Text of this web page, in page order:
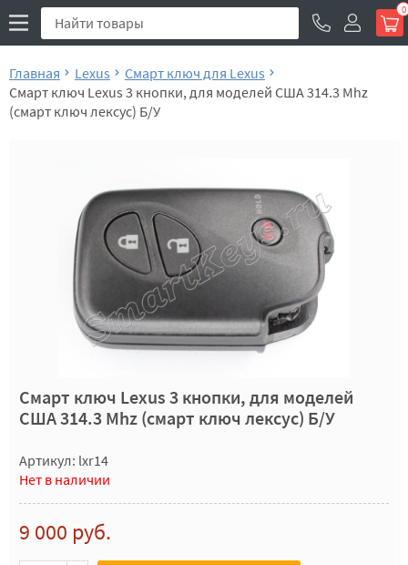
0
Главная Lexus
Смарт ключ для Lexus
Смарт ключ Lexus 3 кнопки, для моделей США 314.3 Mhz
(смарт ключ лексус) Б/У
Смарт ключ Lexus 3 кнопки, для моделей
США 314.3 Mhz (смарт ключ лексус) Б/У
Артикул: lxr14
Нет в наличии
9 000 руб.